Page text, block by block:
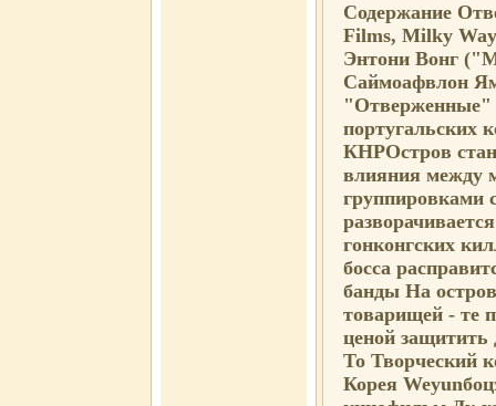
Содержание
Films, Milky
Энтони Вонг
Саймоафвлон
"Отверженные"
португальских
КНРОстров
влияния между
группировками
гонконгских
босса
банды На
товарищей - те
ценой
То Творческий
Корея